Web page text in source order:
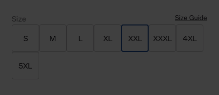
Size Size Guide
S M L XL XXL XXXL 4XL
5XL